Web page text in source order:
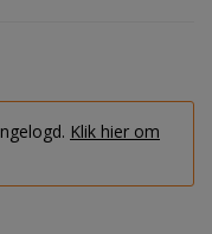
Klik hier om